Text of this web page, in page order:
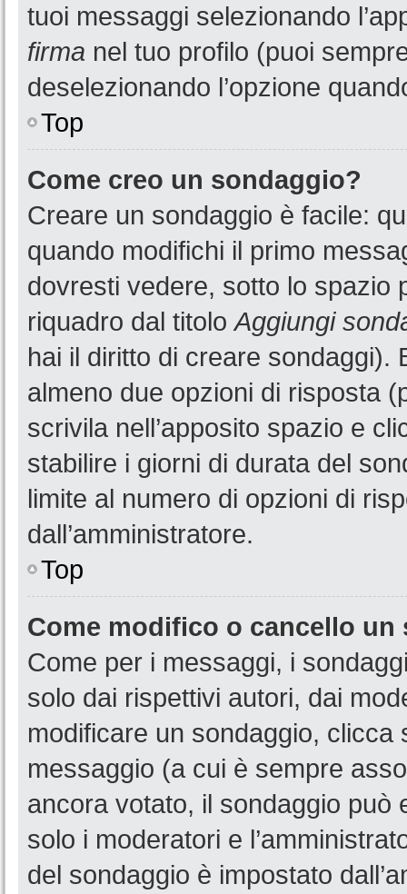
tuoi messaggi selezionando
firma nel tuo profilo (puoi
deselezionando l’opzione
Top
Come creo un sondaggio?
Creare un sondaggio è facile:
quando modifichi il primo
dovresti vedere, sotto lo spazio
riquadro dal titoloAggiungi
hai il diritto di creare sondaggi).
almeno due opzioni di risposta
scrivila nell’apposito spazio e
stabilire i giorni di durata del
limite al numero di opzioni di
dall’amministratore.
Top
Come modifico o cancello un
Come per i messaggi, i
solo dai rispettivi autori, dai
modificare un sondaggio,
messaggio (a cui è sempre
ancora votato, il sondaggio può
solo i moderatori e
del sondaggio è impostato